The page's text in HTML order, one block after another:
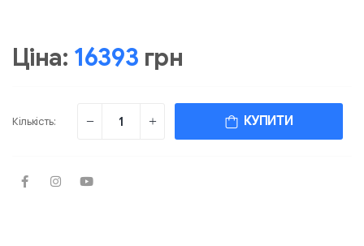
Ціна: 16393 грн
Кількість: КУПИТИ